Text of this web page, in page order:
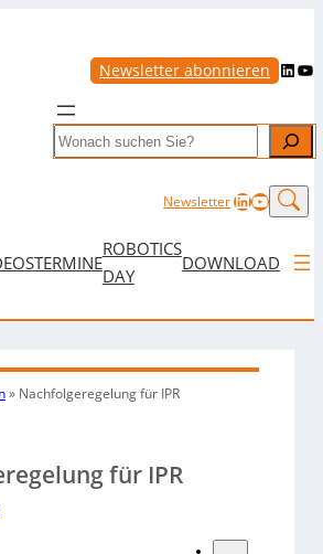
Newsletter abonnieren LinkedIn YouTube
Search
NewsletterLinkedIn
TERMINE
ROBOTICS
DAY
DOWNLOAD
» Nachfolgeregelung für IPR
für IPR